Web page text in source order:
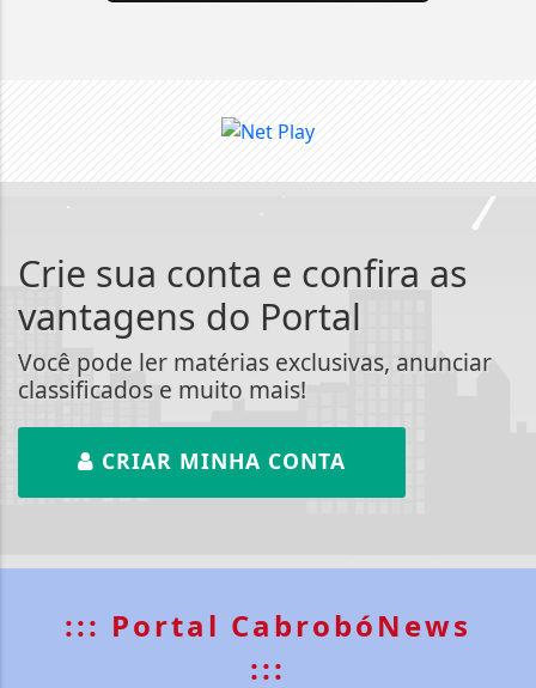
Crie sua conta e confira as
vantagens do Portal
Você pode ler matérias exclusivas, anunciar
classificados e muito mais!
CRIAR MINHA CONTA
::: Portal CabrobóNews
:::
Termos de Uso e Privacidade
experiência de navegação. Ao continuar o acesso,